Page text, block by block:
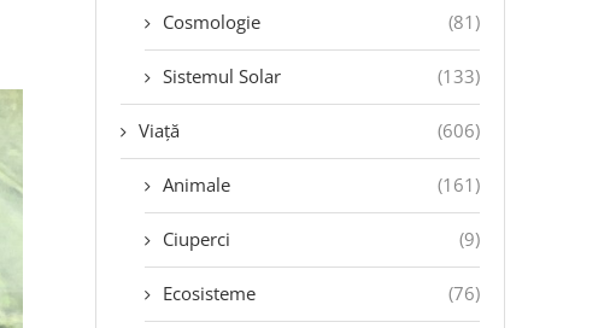
Cosmologie (81)
Sistemul Solar (133)
Viață (606)
Animale (161)
Ciuperci (9)
Ecosisteme (76)